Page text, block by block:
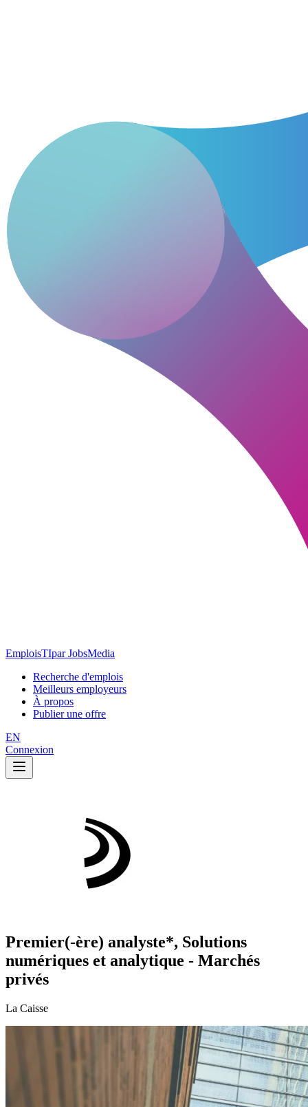
EmploisTIpar JobsMedia
Recherche d'emplois
Meilleurs employeurs
À propos
Publier une offre
EN
Connexion
Premier(-ère) analyste*, Solutions
numériques et analytique - Marchés
privés
La Caisse